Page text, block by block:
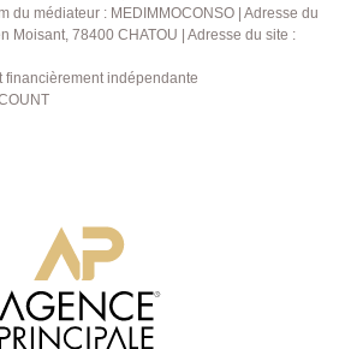
du médiateur : MEDIMMOCONSO | Adresse du
Moisant, 78400 CHATOU | Adresse du site :
financièrement indépendante